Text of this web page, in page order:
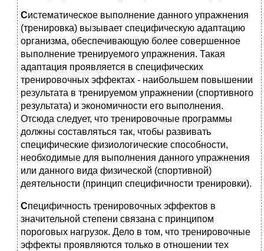
Систематическое выполнение данного упражнения
(тренировка) вызывает специфическую адаптацию
организма, обеспечивающую более совершенное
выполнение тренируемого упражнения. Такая
адаптация проявляется в специфических
тренировочных эффектах - наибольшем повышении
результата в тренируемом упражнении (спортивного
результата) и экономичности его выполнения.
Отсюда следует, что тренировочные программы
должны составляться так, чтобы развивать
специфические физиологические способности,
необходимые для выполнения данного упражнения
или данного вида физической (спортивной)
деятельности (принцип специфичности тренировки).
Специфичность тренировочных эффектов в
значительной степени связана с принципом
пороговых нагрузок. Дело в том, что тренировочные
эффекты проявляются только в отношении тех